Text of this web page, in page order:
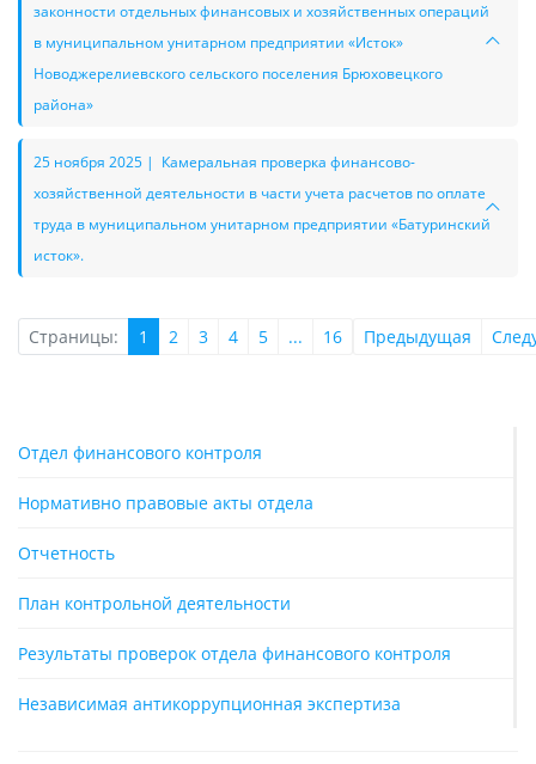
Отдел финансового контроля
Нормативно правовые акты отдела
Отчетность
План контрольной деятельности
Результаты проверок отдела финансового контроля
Независимая антикоррупционная экспертиза
законности отдельных финансовых и хозяйственных операций
в муниципальном унитарном предприятии «Исток»
Новоджерелиевского сельского поселения Брюховецкого
района»
25 ноября 2025 | Камеральная проверка финансово-
хозяйственной деятельности в части учета расчетов по оплате
труда в муниципальном унитарном предприятии «Батуринский
исток».
Страницы: 1 2 3 4 5 ... 16 Предыдущая